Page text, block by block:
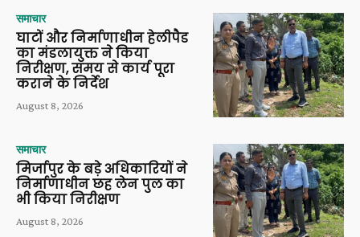
समाचार
घाटों और निर्माणाधीन हेलीपैड
का मंडलायुक्त ने किया
निरीक्षण, समय से कार्य पूरा
कराने के निर्देश
August 8, 2026
समाचार
मिर्जापुर के बड़े अधिकारियों ने
निर्माणाधीन छह लेन पुल का
भी किया निरीक्षण
August 8, 2026